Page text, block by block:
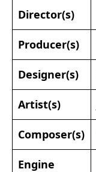
Director(s)
Producer(s)
Designer(s)
Artist(s)
Composer(s)
Engine